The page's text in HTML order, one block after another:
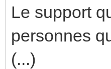
Le support
personnes
(...)